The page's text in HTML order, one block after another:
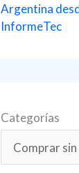
Argentina
InformeTec
Categorías